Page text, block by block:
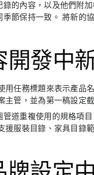
的內容，以及他們附
節保持一致。 將新的
開發中
任務標題來表示產品
管，並為第一稿設定
道重複使用的規格項
服裝目錄、家具目錄